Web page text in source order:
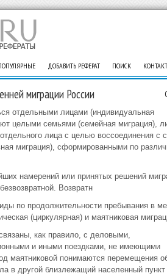
ДОБАВИТЬ РЕФЕРАТ ПОИСК
миграции России
отдельными лицами (индивидуальная
целыми семьями (семейная миграция),
лица с целью воссоединения с
миграция), сформированными по
намерений или принятых решений
Возвратн
по продолжительности пребывания в
(циркулярная) и маятниковая
как правило, с деловыми,
и иными поездками, не имеющими
маятниковой понимаются перемещения
в другой близлежащий населенный пункт